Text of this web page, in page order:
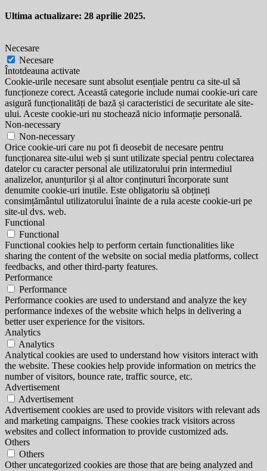
Ultima actualizare: 28 aprilie 2025.
Necesare
Necesare
Întotdeauna activate
Cookie-urile necesare sunt absolut esențiale pentru ca site-ul să
funcționeze corect. Această categorie include numai cookie-uri care
asigură funcționalități de bază și caracteristici de securitate ale site-
ului. Aceste cookie-uri nu stochează nicio informație personală.
Non-necessary
Non-necessary
Orice cookie-uri care nu pot fi deosebit de necesare pentru
funcționarea site-ului web și sunt utilizate special pentru colectarea
datelor cu caracter personal ale utilizatorului prin intermediul
analizelor, anunțurilor și al altor conținuturi încorporate sunt
denumite cookie-uri inutile. Este obligatoriu să obțineți
consimțământul utilizatorului înainte de a rula aceste cookie-uri pe
site-ul dvs. web.
Functional
Functional
Functional cookies help to perform certain functionalities like
sharing the content of the website on social media platforms, collect
feedbacks, and other third-party features.
Performance
Performance
Performance cookies are used to understand and analyze the key
performance indexes of the website which helps in delivering a
better user experience for the visitors.
Analytics
Analytics
Analytical cookies are used to understand how visitors interact with
the website. These cookies help provide information on metrics the
number of visitors, bounce rate, traffic source, etc.
Advertisement
Advertisement
Advertisement cookies are used to provide visitors with relevant ads
and marketing campaigns. These cookies track visitors across
websites and collect information to provide customized ads.
Others
Others
Other uncategorized cookies are those that are being analyzed and